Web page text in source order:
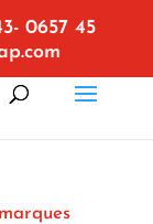
0657 45